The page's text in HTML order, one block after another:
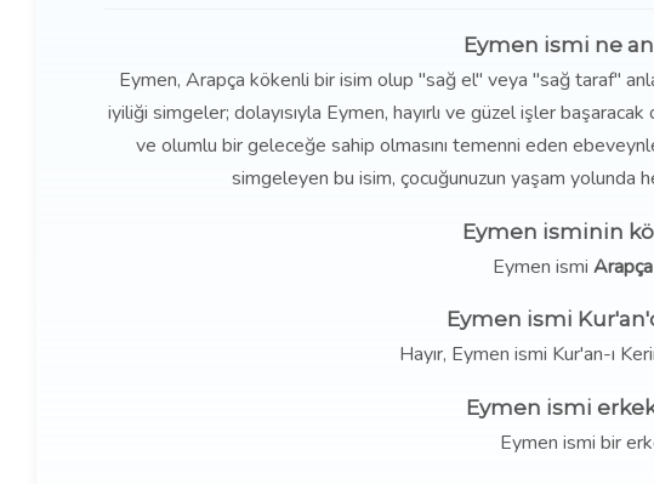
Eymen ismi ne
Eymen, Arapça kökenli bir isim olup "sağ el" veya "sağ taraf"
iyiliği simgeler; dolayısıyla Eymen, hayırlı ve güzel işler
ve olumlu bir geleceğe sahip olmasını temenni eden
simgeleyen bu isim, çocuğunuzun yaşam yolunda
Eymen isminin
Eymen ismi Arapça
Eymen ismi
Hayır, Eymen ismi Kur'an-ı
Eymen ismi erkek
Eymen ismi bir